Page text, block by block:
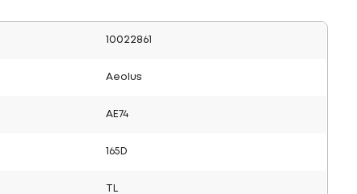
10022861
Aeolus
AE74
165D